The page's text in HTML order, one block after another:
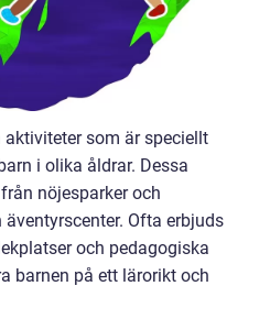
aktiviteter som är speciellt
i olika åldrar. Dessa
nöjesparker och
Ofta erbjuds
och pedagogiska
barnen på ett lärorikt och